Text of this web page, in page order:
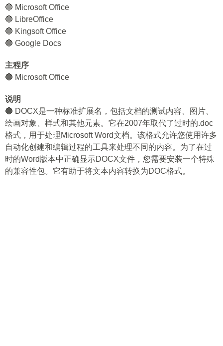
🔵 Microsoft Office
🔵 LibreOffice
🔵 Kingsoft Office
🔵 Google Docs
主程序
🔵 Microsoft Office
说明
🔵 DOCX是一种标准扩展名，包括文档的测试内容、图片、
绘画对象、样式和其他元素。它在2007年取代了过时的.doc
格式，用于处理Microsoft Word文档。该格式允许您使用许多
自动化创建和编辑过程的工具来处理不同的内容。为了在过
时的Word版本中正确显示DOCX文件，您需要安装一个特殊
的兼容性包。它有助于将文本内容转换为DOC格式。